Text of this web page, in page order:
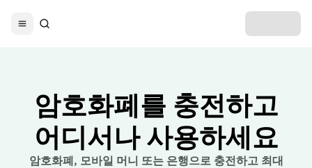
암호화폐를 충전하고
어디서나 사용하세요
암호화폐, 모바일 머니 또는 은행으로 충전하고 최대